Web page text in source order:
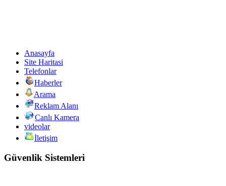
Anasayfa
Site Haritasi
Telefonlar
Haberler
Arama
Reklam Alanı
Canlı Kamera
videolar
İletişim
Güvenlik Sistemleri